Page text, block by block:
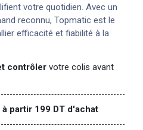
votre quotidien. Avec un
reconnu, Topmatic est le
efficacité et fiabilité à la
contrôler votre colis avant
partir 199 DT d'achat